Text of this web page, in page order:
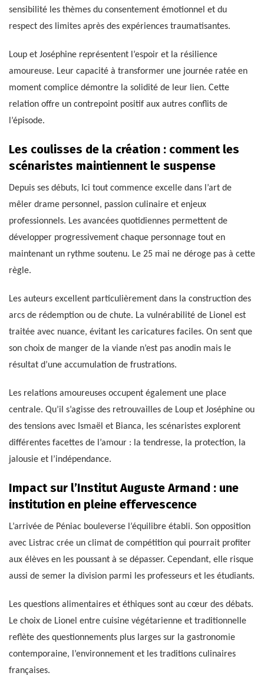
sensibilité les thèmes du consentement émotionnel et du
respect des limites après des expériences traumatisantes.
Loup et Joséphine représentent l’espoir et la résilience
amoureuse. Leur capacité à transformer une journée ratée en
moment complice démontre la solidité de leur lien. Cette
relation offre un contrepoint positif aux autres conflits de
l’épisode.
Les coulisses de la création : comment les
scénaristes maintiennent le suspense
Depuis ses débuts, Ici tout commence excelle dans l’art de
mêler drame personnel, passion culinaire et enjeux
professionnels. Les avancées quotidiennes permettent de
développer progressivement chaque personnage tout en
maintenant un rythme soutenu. Le 25 mai ne déroge pas à cette
règle.
Les auteurs excellent particulièrement dans la construction des
arcs de rédemption ou de chute. La vulnérabilité de Lionel est
traitée avec nuance, évitant les caricatures faciles. On sent que
son choix de manger de la viande n’est pas anodin mais le
résultat d’une accumulation de frustrations.
Les relations amoureuses occupent également une place
centrale. Qu’il s’agisse des retrouvailles de Loup et Joséphine ou
des tensions avec Ismaël et Bianca, les scénaristes explorent
différentes facettes de l’amour : la tendresse, la protection, la
jalousie et l’indépendance.
Impact sur l’Institut Auguste Armand : une
institution en pleine effervescence
L’arrivée de Péniac bouleverse l’équilibre établi. Son opposition
avec Listrac crée un climat de compétition qui pourrait profiter
aux élèves en les poussant à se dépasser. Cependant, elle risque
aussi de semer la division parmi les professeurs et les étudiants.
Les questions alimentaires et éthiques sont au cœur des débats.
Le choix de Lionel entre cuisine végétarienne et traditionnelle
reflète des questionnements plus larges sur la gastronomie
contemporaine, l’environnement et les traditions culinaires
françaises.